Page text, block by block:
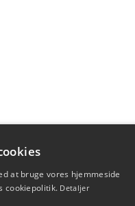
at bruge vores hjemmeside
cookiepolitik. Detaljer